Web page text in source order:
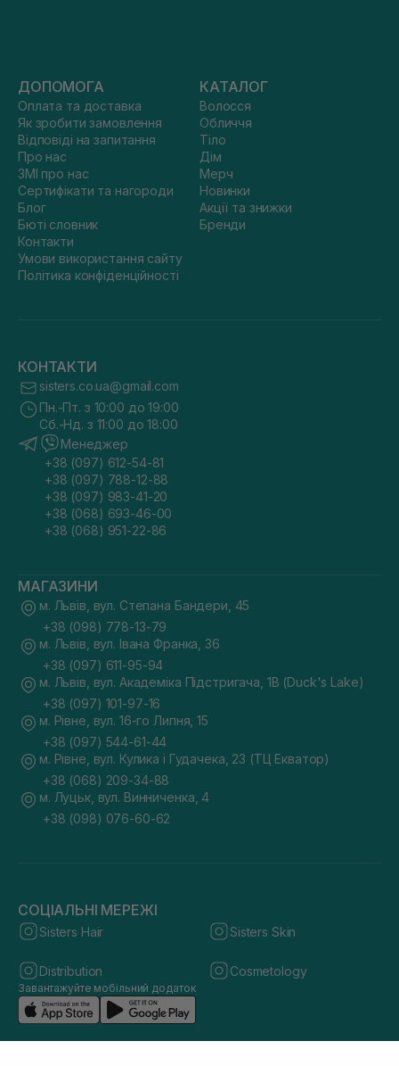
ДОПОМОГА
Оплата та доставка
Як зробити замовлення
Відповіді на запитання
Про нас
ЗМІ про нас
Сертифікати та нагороди
Блог
Бюті словник
Контакти
Умови використання сайту
Політика конфіденційності
КАТАЛОГ
Волосся
Обличчя
Тіло
Дім
Мерч
Новинки
Акції та знижки
Бренди
КОНТАКТИ
sisters.co.ua@gmail.com
Пн.-Пт. з 10:00 до 19:00
Сб.-Нд. з 11:00 до 18:00
Менеджер
+38 (097) 612-54-81
+38 (097) 788-12-88
+38 (097) 983-41-20
+38 (068) 693-46-00
+38 (068) 951-22-86
МАГАЗИНИ
м. Львів, вул. Степана Бандери, 45
+38 (098) 778-13-79
м. Львів, вул. Івана Франка, 36
+38 (097) 611-95-94
м. Львів, вул. Академіка Підстригача, 1В (Duck's Lake)
+38 (097) 101-97-16
м. Рівне, вул. 16-го Липня, 15
+38 (097) 544-61-44
м. Рівне, вул. Кулика і Гудачека, 23 (ТЦ Екватор)
+38 (068) 209-34-88
м. Луцьк, вул. Винниченка, 4
+38 (098) 076-60-62
СОЦІАЛЬНІ МЕРЕЖІ
Sisters Hair Sisters Skin
Distribution Cosmetology
Завантажуйте мобільний додаток